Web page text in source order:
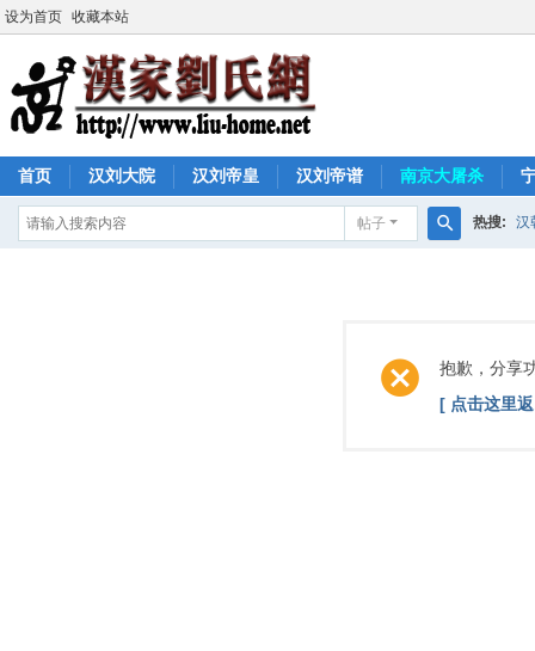
设为首页 收藏本站
首页 汉刘大院 汉刘帝皇 汉刘帝谱 南京大屠杀
帖子 热搜: 汉
抱歉，分享
[ 点击这里